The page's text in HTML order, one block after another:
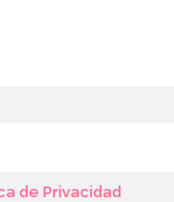
de Privacidad